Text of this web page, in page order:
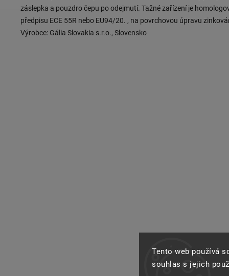
Tento web používá
souhlas s jejich
záslepka a pouzdro čepu po odejmutí. Tažné zařízení je
předpisu ECE 55R nebo EU94/20. , na povrchovou úpravu
Výrobce: Gália Slovakia s.r.o., Slovensko